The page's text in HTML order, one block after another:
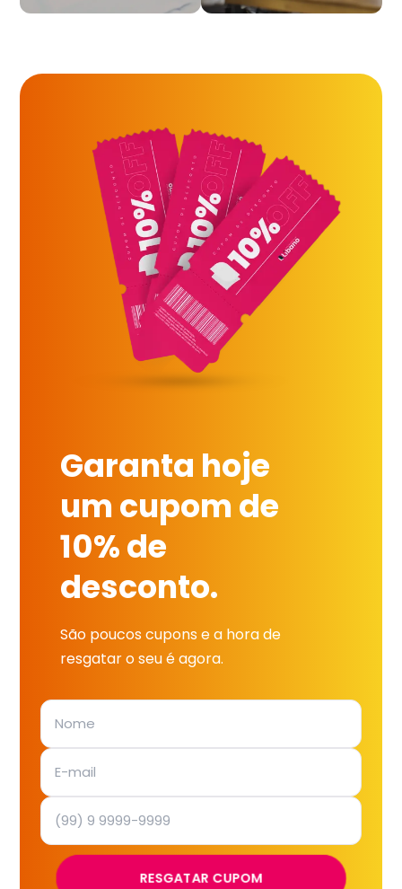
Garanta hoje
um cupom de
10% de
desconto.
São poucos cupons e a hora de
resgatar o seu é agora.
RESGATAR CUPOM